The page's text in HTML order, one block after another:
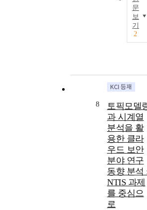
문
보
기
2
8
토픽모델
과 시계열
분석을 활
용한 클라
우드 보안
분야 연구
동향 분석
NTIS 과제
를 중심으
로